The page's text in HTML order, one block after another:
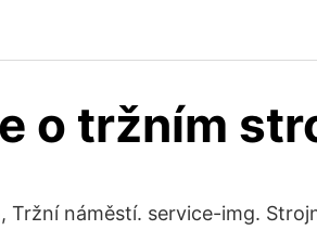
o tržním
Tržní náměstí. service-img.